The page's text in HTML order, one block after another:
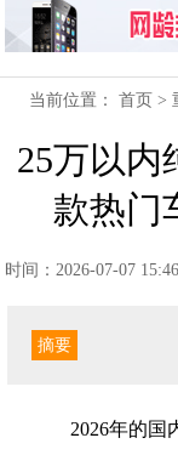
当前位置：首页 >
25万以内
款热门
时间：2026-07-07
摘要
2026年的国